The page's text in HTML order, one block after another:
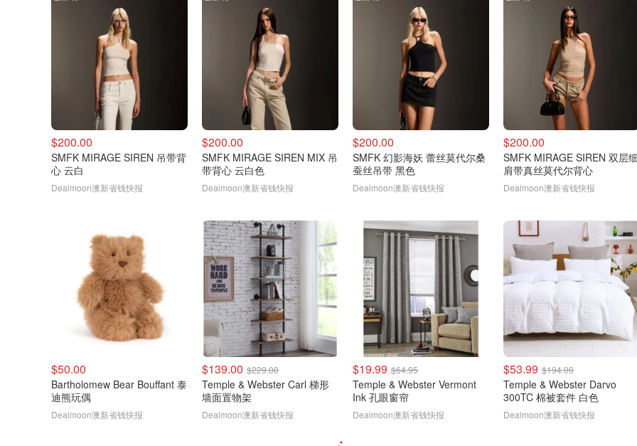
$200.00
SMFK MIRAGE SIREN 吊带背
心 云白
Dealmoon澳新省钱快报
$200.00
SMFK MIRAGE SIREN MIX 吊
带背心 云白色
Dealmoon澳新省钱快报
$200.00
SMFK 幻影海妖 蕾丝莫代尔桑
蚕丝吊带 黑色
Dealmoon澳新省钱快报
$200.00
SMFK MIRAGE SIREN 双层
肩带真丝莫代尔背心
Dealmoon澳新省钱快报
$50.00
Bartholomew Bear Bouffant 泰
迪熊玩偶
Dealmoon澳新省钱快报
$139.00 $229.00
Temple & Webster Carl 梯形
墙面置物架
Dealmoon澳新省钱快报
$19.99 $64.95
Temple & Webster Vermont
Ink 孔眼窗帘
Dealmoon澳新省钱快报
$53.99 $194.00
Temple & Webster Darvo
300TC 棉被套件 白色
Dealmoon澳新省钱快报